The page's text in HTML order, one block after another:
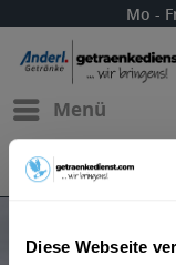
Diese Webseite
Mo -
Menü
Produkte von